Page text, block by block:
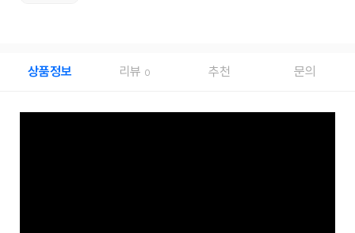
상품정보 리뷰 0 추천 문의